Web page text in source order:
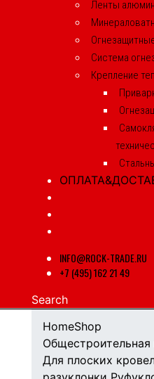
Ленты
Система
Крепление
INFO@ROCK-TRADE.RU
+7 (495) 162 21 49
Search
HomeShop
Общестроительная
Для плоских